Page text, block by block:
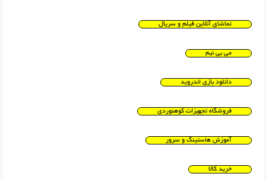
تماشای آنلاین فیلم و سریال
می بی نیم
دانلود بازی اندروید
فروشگاه تجهیزات کوهنوردی
آموزش هاستینگ و سرور
خرید کالا